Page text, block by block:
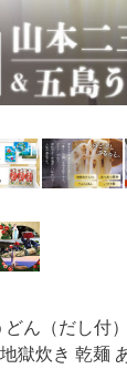
ん（だし付
獄炊き 乾麺